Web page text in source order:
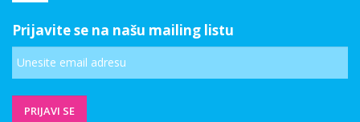
Prijavite se na našu mailing listu